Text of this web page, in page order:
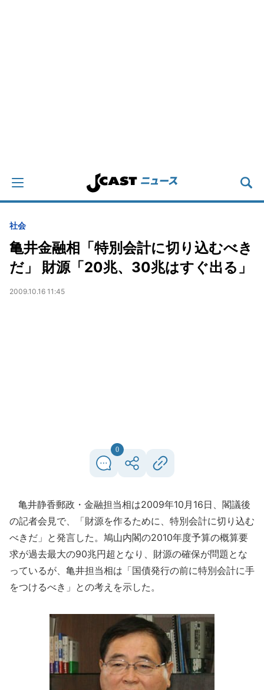
社会
亀井金融相「特別会計に切り込むべき
だ」 財源「20兆、30兆はすぐ出る」
2009.10.16 11:45
0
亀井静香郵政・金融担当相は2009年10月16日、閣議後
の記者会見で、「財源を作るために、特別会計に切り込む
べきだ」と発言した。鳩山内閣の2010年度予算の概算要
求が過去最大の90兆円超となり、財源の確保が問題とな
っているが、亀井担当相は「国債発行の前に特別会計に手
をつけるべき」との考えを示した。